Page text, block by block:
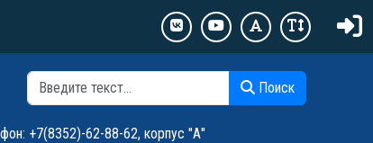
Поиск
Поиск
+7(8352)-62-88-62, корпус "А"